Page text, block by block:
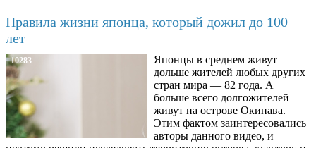
Правила жизни японца, который дожил до 100
лет
10283
Японцы в среднем живут
дольше жителей любых других
стран мира — 82 года. А
больше всего долгожителей
живут на острове Окинава.
Этим фактом заинтересовались
авторы данного видео, и